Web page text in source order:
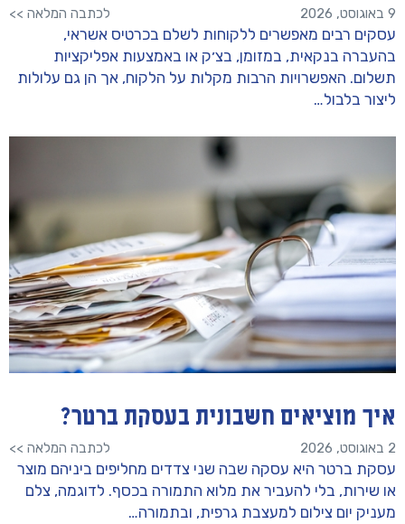
9 באוגוסט, 2026 לכתבה המלאה >>
עסקים רבים מאפשרים ללקוחות לשלם בכרטיס אשראי,
בהעברה בנקאית, במזומן, בצ׳ק או באמצעות אפליקציות
תשלום. האפשרויות הרבות מקלות על הלקוח, אך הן גם עלולות
ליצור בלבול…
איך מוציאים חשבונית בעסקת ברטר?
2 באוגוסט, 2026 לכתבה המלאה >>
עסקת ברטר היא עסקה שבה שני צדדים מחליפים ביניהם מוצר
או שירות, בלי להעביר את מלוא התמורה בכסף. לדוגמה, צלם
מעניק יום צילום למעצבת גרפית, ובתמורה…